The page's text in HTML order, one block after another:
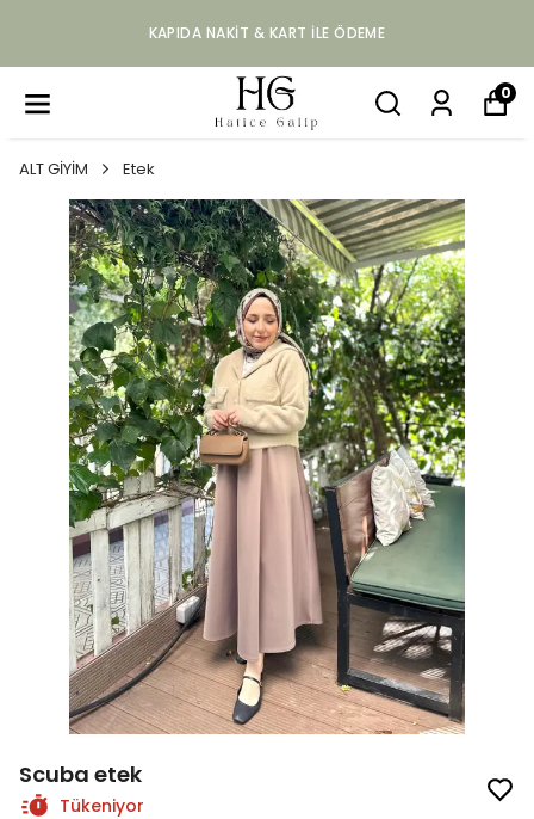
KAPIDA NAKIT & KART ILE ÖDEME
0
ALT GİYİM Etek
Scuba etek
Tükeniyor